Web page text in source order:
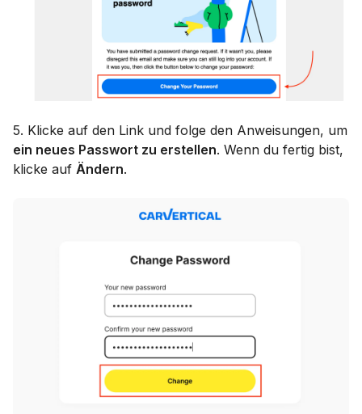
5. Klicke auf den Link und folge den Anweisungen, um
ein neues Passwort zu erstellen. Wenn du fertig bist,
klicke auf Ändern.